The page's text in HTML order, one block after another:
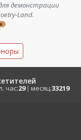
демонстрации
Land.
час:29 | месяц:33219